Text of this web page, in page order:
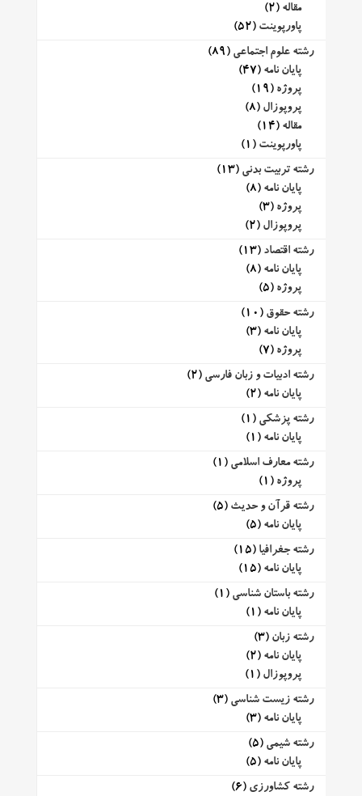
مقاله (2)
پاورپوینت (52)
رشته علوم اجتماعی (89)
پایان نامه (47)
پروژه (19)
پروپوزال (8)
مقاله (14)
پاورپوینت (1)
رشته تربیت بدنی (13)
پایان نامه (8)
پروژه (3)
پروپوزال (2)
رشته اقتصاد (13)
پایان نامه (8)
پروژه (5)
رشته حقوق (10)
پایان نامه (3)
پروژه (7)
رشته ادبیات و زبان فارسی (2)
پایان نامه (2)
رشته پزشکی (1)
پایان نامه (1)
رشته معارف اسلامی (1)
پروژه (1)
رشته قرآن و حدیث (5)
پایان نامه (5)
رشته جغرافیا (15)
پایان نامه (15)
رشته باستان شناسی (1)
پایان نامه (1)
رشته زبان (3)
پایان نامه (2)
پروپوزال (1)
رشته زیست شناسی (3)
پایان نامه (3)
رشته شیمی (5)
پایان نامه (5)
رشته کشاورزی (6)